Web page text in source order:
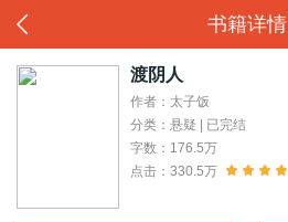
书籍详情
渡阴人
作者：太子饭
分类：悬疑 | 已完结
字数：176.5万
点击：330.5万